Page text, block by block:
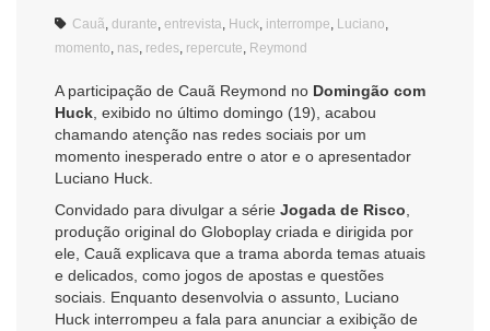
Cauã durante entrevista Huck interrompe Luciano
momento nas redes repercute Reymond
A participação de Cauã Reymond no Domingão com
Huck , exibido no último domingo (19), acabou
chamando atenção nas redes sociais por um
momento inesperado entre o ator e o apresentador
Luciano Huck.
Convidado para divulgar a série Jogada de Risco
produção original do Globoplay criada e dirigida por
ele, Cauã explicava que a trama aborda temas atuais
e delicados, como jogos de apostas e questões
sociais. Enquanto desenvolvia o assunto, Luciano
Huck interrompeu a fala para anunciar a exibição de